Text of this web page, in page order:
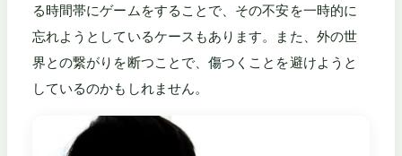
る時間帯にゲームをすることで、その不安を一時的に
忘れようとしているケースもあります。また、外の世
界との繋がりを断つことで、傷つくことを避けようと
しているのかもしれません。